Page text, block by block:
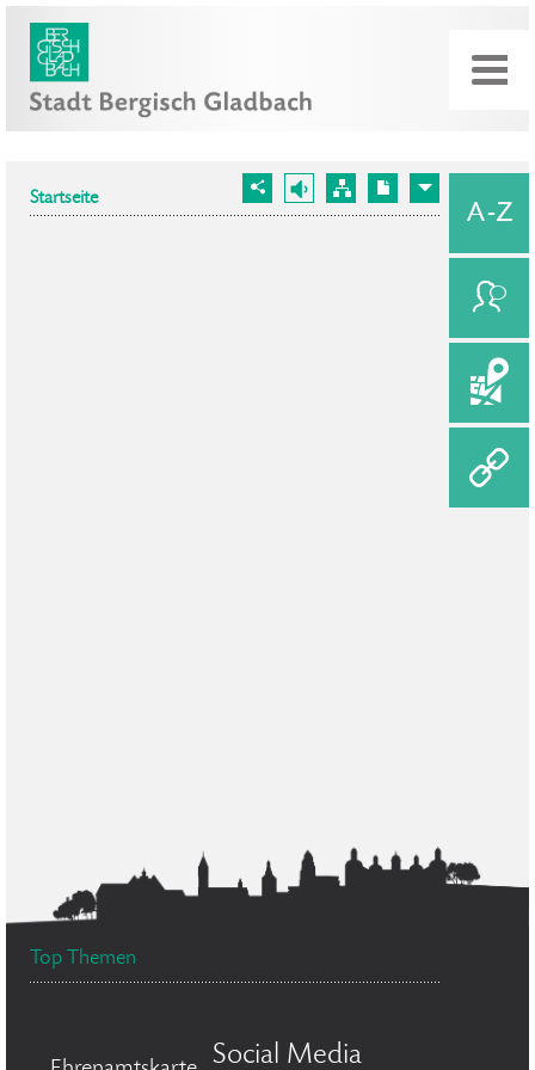
Startseite
Top Themen
Social Media